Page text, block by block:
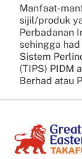
Manfaat-
sijil/produk
Perbadanan
sehingga
Sistem
(TIPS) PIDM
Berhad atau